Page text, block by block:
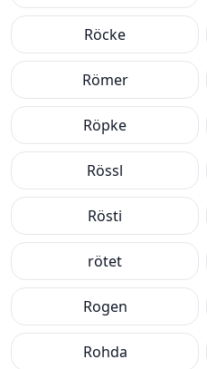
Röcke
Römer
Röpke
Rössl
Rösti
rötet
Rogen
Rohda